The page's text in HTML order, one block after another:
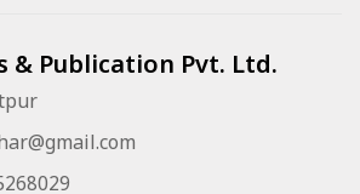
& Publication Pvt. Ltd.